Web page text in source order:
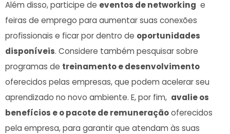
Além disso, participe de eventos de networking ⁢ e⁢
feiras de emprego para aumentar suas conexões
profissionais e ficar por dentro de​ oportunidades
disponíveis. Considere também⁤ pesquisar sobre
programas⁤ de treinamento e ‍desenvolvimento
oferecidos pelas empresas, que podem acelerar‍ seu
‌aprendizado no novo ambiente. E, por fim, ⁣ avalie os
benefícios‍ e o pacote de remuneraçãooferecidos
pela empresa, para garantir‍ que atendam ⁤às suas